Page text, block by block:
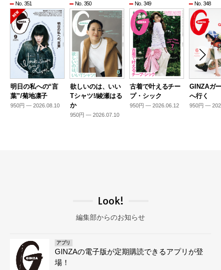
No. 351
明日の私への“言
葉”/菊地凛子
950円 — 2026.08.10
No. 350
欲しいのは、いい
Tシャツ!/綾瀬はる
か
950円 — 2026.07.10
No. 349
古着で叶えるチー
プ・シック
950円 — 2026.06.12
No. 348
GINZAガ
へ行く
950円 —
Look!
編集部からのお知らせ
アプリ
GINZAの電子版が定期購読できるアプリが登
場！